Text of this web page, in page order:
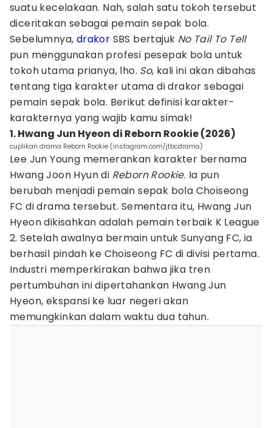
suatu kecelakaan. Nah, salah satu tokoh tersebut
diceritakan sebagai pemain sepak bola.
Sebelumnya, drakor SBS bertajuk No Tail To Tell
pun menggunakan profesi pesepak bola untuk
tokoh utama prianya, lho. So, kali ini akan dibahas
tentang tiga karakter utama di drakor sebagai
pemain sepak bola. Berikut definisi karakter-
karakternya yang wajib kamu simak!
1. Hwang Jun Hyeon di Reborn Rookie (2026)
cuplikan drama Reborn Rookie (instagram.com/jtbcdrama)
Lee Jun Young memerankan karakter bernama
Hwang Joon Hyun di Reborn Rookie. Ia pun
berubah menjadi pemain sepak bola Choiseong
FC di drama tersebut. Sementara itu, Hwang Jun
Hyeon dikisahkan adalah pemain terbaik K League
2. Setelah awalnya bermain untuk Sunyang FC, ia
berhasil pindah ke Choiseong FC di divisi pertama.
Industri memperkirakan bahwa jika tren
pertumbuhan ini dipertahankan Hwang Jun
Hyeon, ekspansi ke luar negeri akan
memungkinkan dalam waktu dua tahun.